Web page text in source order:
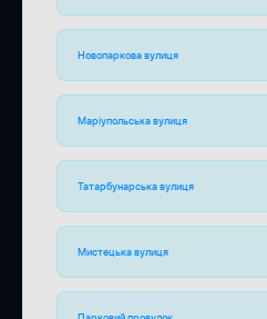
Новопаркова вулиця
Маріупольська вулиця
Татарбунарська вулиця
Мистецька вулиця